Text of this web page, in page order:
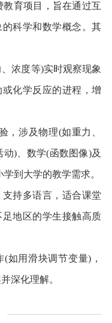
教育项目，旨在通过互
科学和数学概念。其
浓度等)实时观察现象
化学反应的进程，增
，涉及物理(如重力、
)、数学(函数图像)及
到大学的教学需求。
持多语言，适合课堂
地区的学生接触高质
如用滑块调节变量)，
深化理解。